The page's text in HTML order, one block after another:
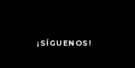
¡SÍGUENOS!